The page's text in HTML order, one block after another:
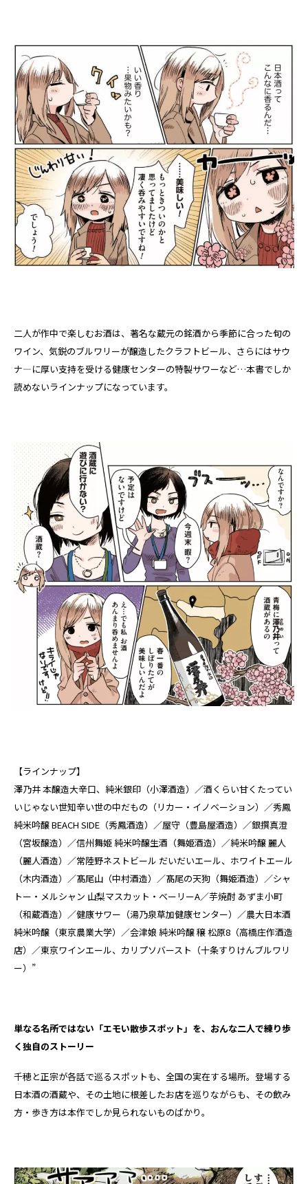
二人が作中で楽しむお酒は、著名な蔵元の銘酒から季節に合った旬の
ワイン、気鋭のブルワリーが醸造したクラフトビール、さらにはサウ
ナ―に厚い支持を受ける健康センターの特製サワーなど…本書でしか
読めないラインナップになっています。
【ラインナップ】
澤乃井 本醸造大辛口、純米銀印（小澤酒造）／酒くらい甘くたってい
いじゃない世知辛い世の中だもの（リカー・イノベーション）／秀鳳
純米吟醸 BEACH SIDE（秀鳳酒造）／屋守（豊島屋酒造）／銀撰真澄
（宮坂醸造）／信州舞姫 純米吟醸生酒（舞姫酒造）／純米吟醸 麗人
（麗人酒造）／常陸野ネストビール だいだいエール、ホワイトエール
（木内酒造）／髙尾山（中村酒造）／髙尾の天狗（舞姫酒造）／シャ
トー・メルシャン 山梨マスカット・ベーリーA／芋焼酎 あずま小町
（和蔵酒造）／健康サワー（湯乃泉草加健康センター）／農大日本酒
純米吟醸（東京農業大学）／会津娘 純米吟醸 穣 松原8（高橋庄作酒造
店）／東京ワインエール、カリプソバースト（十条すりけんブルワリ
ー）”
単なる名所ではない「エモい散歩スポット」を、おんな二人で練り歩
く独自のストーリー
千穂と正宗が各話で巡るスポットも、全国の実在する場所。登場する
日本酒の酒蔵や、その土地に根差したお店を巡りながらも、その飲み
方・歩き方は本作でしか見られないものばかり。